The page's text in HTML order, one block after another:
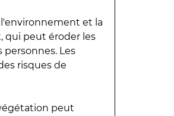
et la
qui peut éroder les
Les
risques de
peut